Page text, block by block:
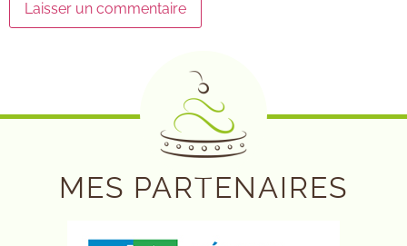
MES PARTENAIRES